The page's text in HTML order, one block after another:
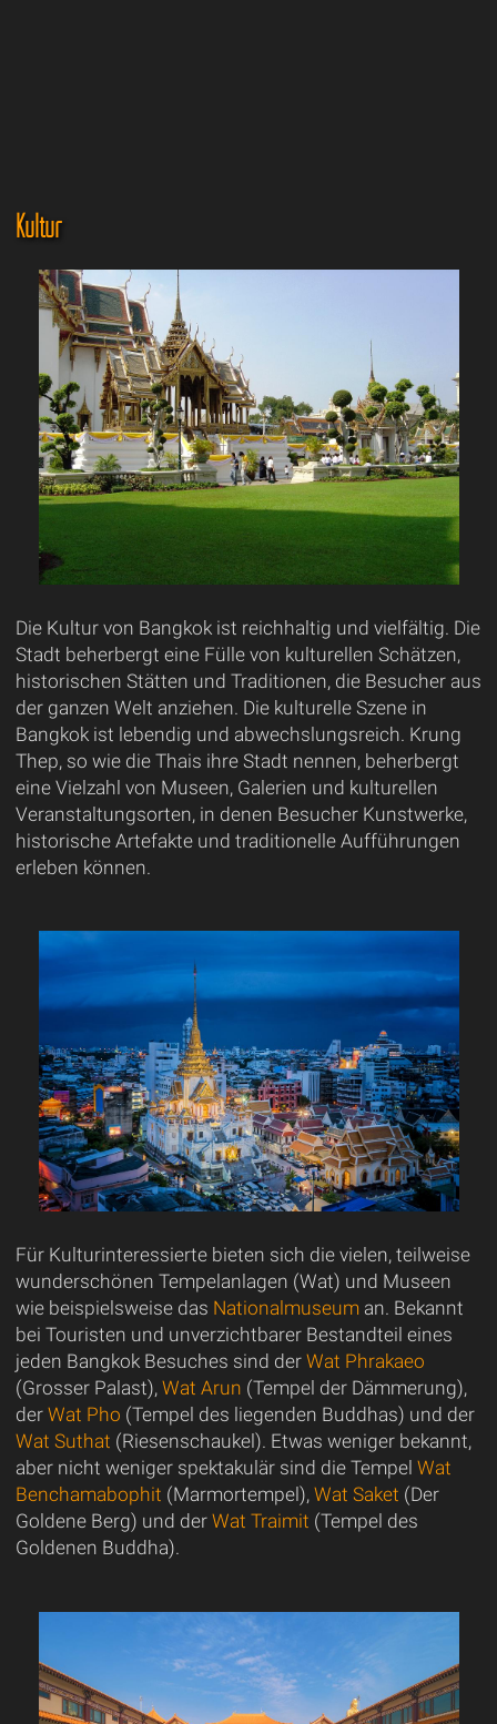
Kultur
Die Kultur von Bangkok ist reichhaltig und vielfältig. Die
Stadt beherbergt eine Fülle von kulturellen Schätzen,
historischen Stätten und Traditionen, die Besucher aus
der ganzen Welt anziehen. Die kulturelle Szene in
Bangkok ist lebendig und abwechslungsreich. Krung
Thep, so wie die Thais ihre Stadt nennen, beherbergt
eine Vielzahl von Museen, Galerien und kulturellen
Veranstaltungsorten, in denen Besucher Kunstwerke,
historische Artefakte und traditionelle Aufführungen
erleben können.
Für Kulturinteressierte bieten sich die vielen, teilweise
wunderschönen Tempelanlagen (Wat) und Museen
wie beispielsweise das Nationalmuseuman. Bekannt
bei Touristen und unverzichtbarer Bestandteil eines
jeden Bangkok Besuches sind der Wat Phrakaeo
(Grosser Palast), Wat Arun (Tempel der Dämmerung),
der Wat Pho (Tempel des liegenden Buddhas) und der
Wat Suthat (Riesenschaukel). Etwas weniger bekannt,
aber nicht weniger spektakulär sind die Tempel Wat
Benchamabophit (Marmortempel), Wat Saket (Der
Goldene Berg) und der Wat Traimit (Tempel des
Goldenen Buddha).